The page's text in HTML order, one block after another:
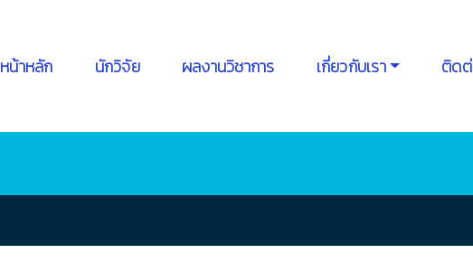
หน้าหลัก นักวิจัย ผลงานวิชาการ เกี่ยวกับเรา ติดต่